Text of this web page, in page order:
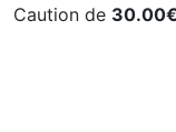
Caution de 30.00€